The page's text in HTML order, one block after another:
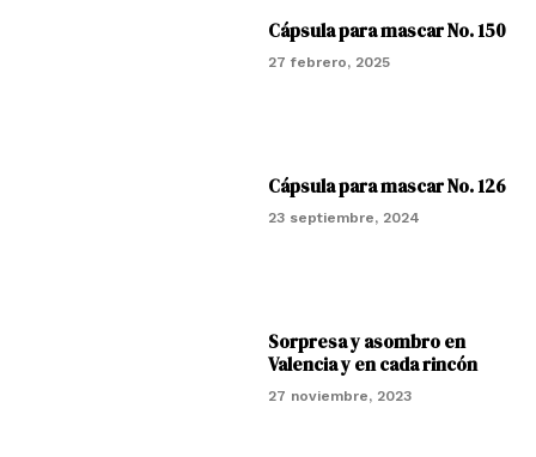
Cápsula para mascar No. 150
27 febrero, 2025
Cápsula para mascar No. 126
23 septiembre, 2024
Sorpresa y asombro en
Valencia y en cada rincón
27 noviembre, 2023